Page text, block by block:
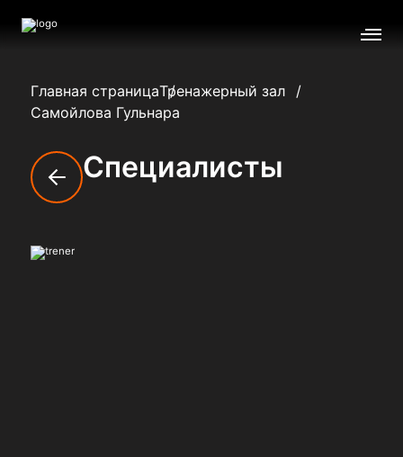
Главная страницаТренажерный зал
Самойлова Гульнара
Специалисты